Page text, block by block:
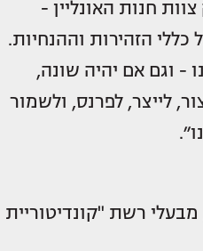
חנות האונליין -
כללי הזהירות וההנחיות.
- וגם אם יהיה שונה,
לייצר, לפרנס, ולשמור
רשת "קונדיטוריית